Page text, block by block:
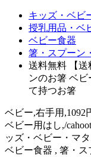
キッズ・ベビ
授乳用品・ベ
ベビー食器
箸・スプーン
送料無料 【送
ンのお箸 ベ
て持つお箸
ベビー,右手用,1092
ベビー用はし,/
ッズ・ベビー・マ
ベビー食器 , 箸・